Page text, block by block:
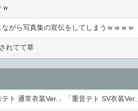
がら写真集の宣伝をしてしまうｗｗｗｗ
れてて草
ト 通常衣装Ver.」「重音テト SV衣装Ver.